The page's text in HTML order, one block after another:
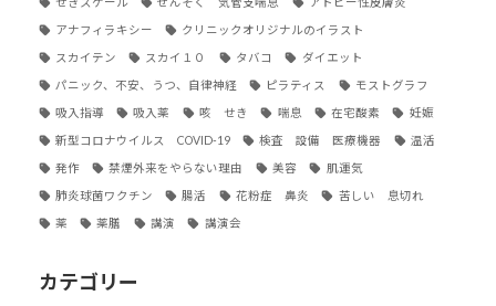
アナフィラキシー クリニックオリジナルのイラスト
スカイテン スカイ１０ タバコ ダイエット
パニック、不安、うつ、自律神経 ピラティス モストグラフ
吸入指導 吸入薬 咳 せき 喘息 在宅酸素 妊娠
新型コロナウイルス COVID-19 検査 設備 医療機器 温活
発作 禁煙外来をやらない理由 美容 肌運気
肺炎球菌ワクチン 腸活 花粉症 鼻炎 苦しい 息切れ
薬 薬膳 講演 講演会
カテゴリー